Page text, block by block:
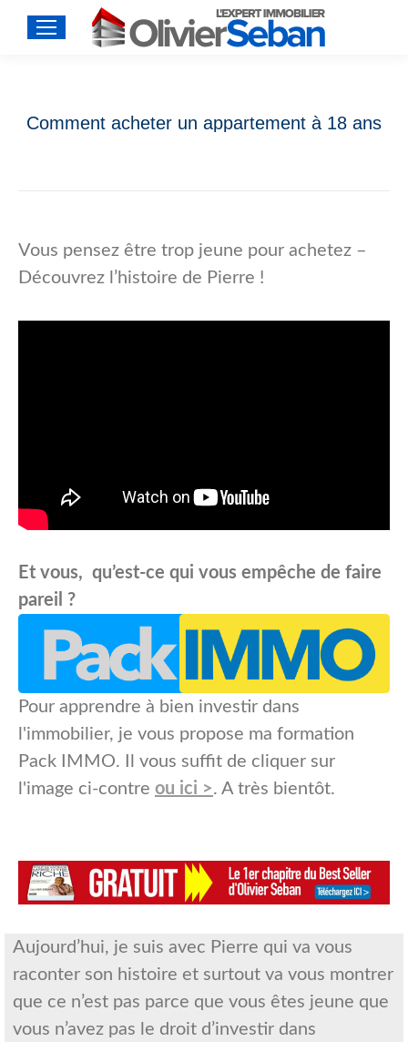
Comment acheter un appartement à 18 ans
Vous pensez être trop jeune pour achetez –
Découvrez l’histoire de Pierre !
Et vous, qu’est-ce qui vous empêche de faire
pareil ?
Pour apprendre à bien investir dans
l'immobilier, je vous propose ma formation
Pack IMMO. Il vous suffit de cliquer sur
l'image ci-contre ou ici >. A très bientôt.
Aujourd’hui, je suis avec Pierre qui va vous
raconter son histoire et surtout va vous montrer
que ce n’est pas parce que vous êtes jeune que
vous n’avez pas le droit d’investir dans